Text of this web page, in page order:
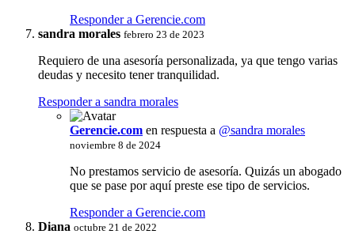
Responder a Gerencie.com
sandra morales febrero 23 de 2023
Requiero de una asesoría personalizada, ya que tengo varias
deudas y necesito tener tranquilidad.
Responder a sandra morales
Gerencie.com en respuesta a @sandra morales
noviembre 8 de 2024
No prestamos servicio de asesoría. Quizás un abogado
que se pase por aquí preste ese tipo de servicios.
Responder a Gerencie.com
Diana octubre 21 de 2022